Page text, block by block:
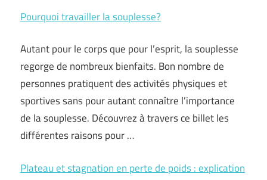
Pourquoi travailler la souplesse?
Autant pour le corps que pour l’esprit, la souplesse
regorge de nombreux bienfaits. Bon nombre de
personnes pratiquent des activités physiques et
sportives sans pour autant connaître l’importance
de la souplesse. Découvrez à travers ce billet les
différentes raisons pour …
Plateau et stagnation en perte de poids : explication